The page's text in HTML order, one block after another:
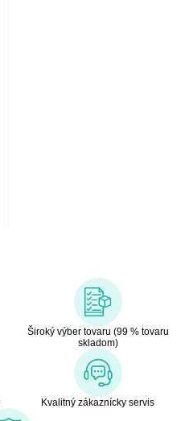
Široký výber tovaru (99 % tovaru
skladom)
Kvalitný zákaznícky servis